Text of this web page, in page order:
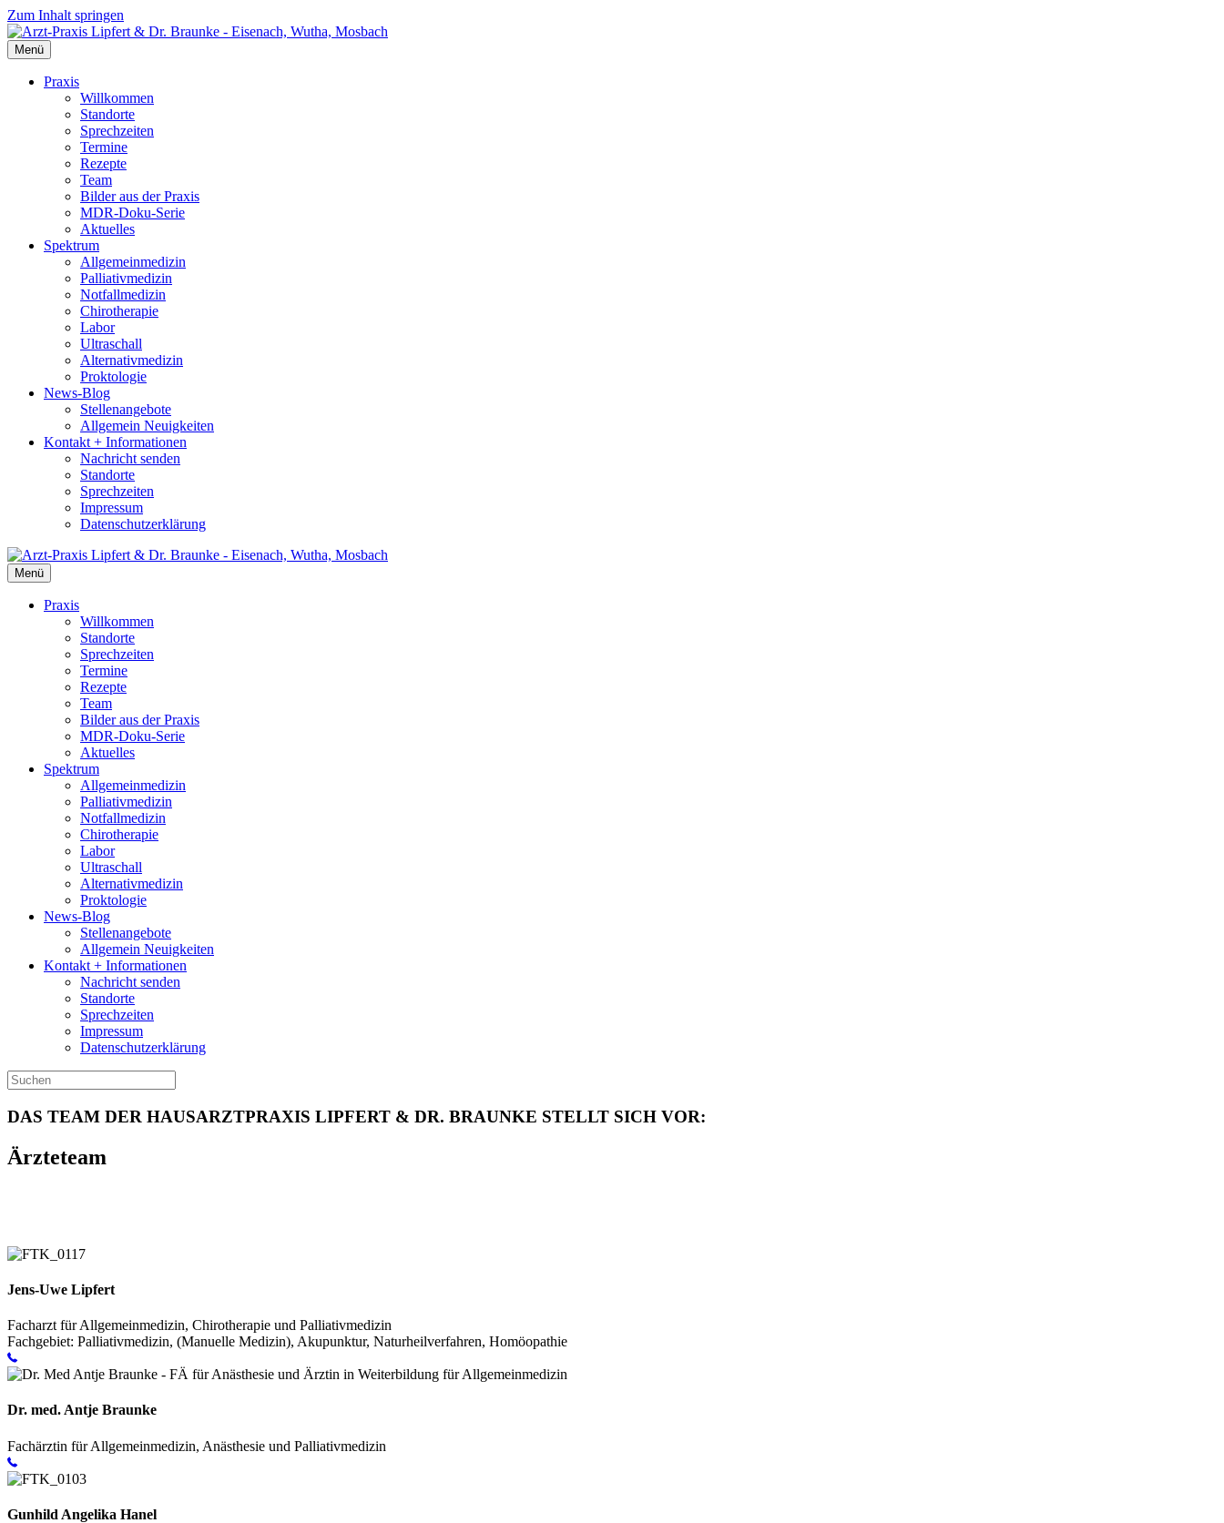
Zum Inhalt springen
Menü
Praxis
Willkommen
Standorte
Sprechzeiten
Termine
Rezepte
Team
Bilder aus der Praxis
MDR-Doku-Serie
Aktuelles
Spektrum
Allgemeinmedizin
Palliativmedizin
Notfallmedizin
Chirotherapie
Labor
Ultraschall
Alternativmedizin
Proktologie
News-Blog
Stellenangebote
Allgemein Neuigkeiten
Kontakt + Informationen
Nachricht senden
Standorte
Sprechzeiten
Impressum
Datenschutzerklärung
Menü
Praxis
Willkommen
Standorte
Sprechzeiten
Termine
Rezepte
Team
Bilder aus der Praxis
MDR-Doku-Serie
Aktuelles
Spektrum
Allgemeinmedizin
Palliativmedizin
Notfallmedizin
Chirotherapie
Labor
Ultraschall
Alternativmedizin
Proktologie
News-Blog
Stellenangebote
Allgemein Neuigkeiten
Kontakt + Informationen
Nachricht senden
Standorte
Sprechzeiten
Impressum
Datenschutzerklärung
DAS TEAM DER HAUSARZTPRAXIS LIPFERT & DR. BRAUNKE STELLT SICH VOR:
Ärzteteam
Jens-Uwe Lipfert
Facharzt für Allgemeinmedizin, Chirotherapie und Palliativmedizin
Fachgebiet: Palliativmedizin, (Manuelle Medizin), Akupunktur, Naturheilverfahren, Homöopathie
Dr. med. Antje Braunke
Fachärztin für Allgemeinmedizin, Anästhesie und Palliativmedizin
Gunhild Angelika Hanel